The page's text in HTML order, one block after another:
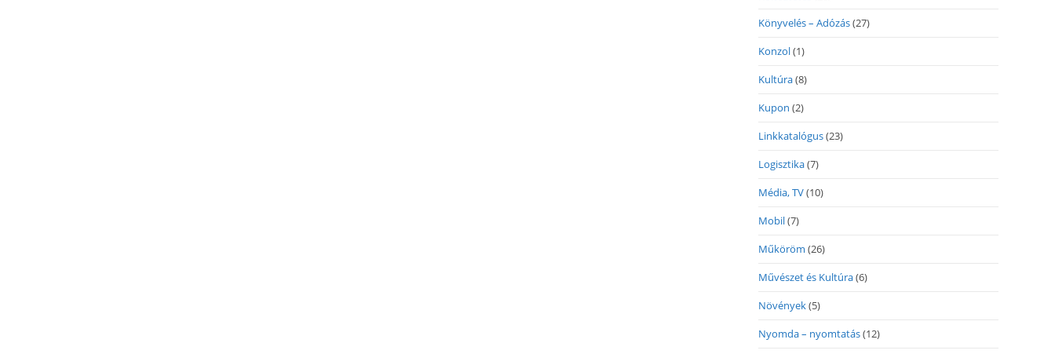
Könyvelés – Adózás(27)
Konzol(1)
Kultúra(8)
Kupon (2)
Linkkatalógus(23)
Logisztika(7)
Média, TV(10)
Mobil(7)
Műköröm (26)
Művészet és Kultúra(6)
Növények(5)
Nyomda – nyomtatás(12)